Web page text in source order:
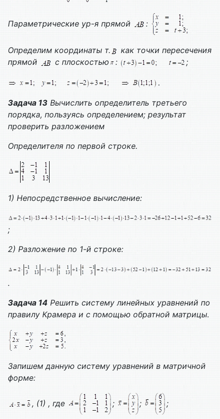
Параметрические ур-я прямой :
Определим координаты т.
как точки пересечения
прямой
с плоскостью : ;
.
Задача 13 Вычислить определитель третьего
порядка, пользуясь определением; результат
проверить разложением
Определителя по первой строке.
1) Непосредственное вычисление:
;
2) Разложение по 1-й строке:
.
Задача 14 Решить систему линейных уравнений по
правилу Крамера и с помощью обратной матрицы.
Запишем данную систему уравнений в матричной
форме:
, (1) , где ; ; ;